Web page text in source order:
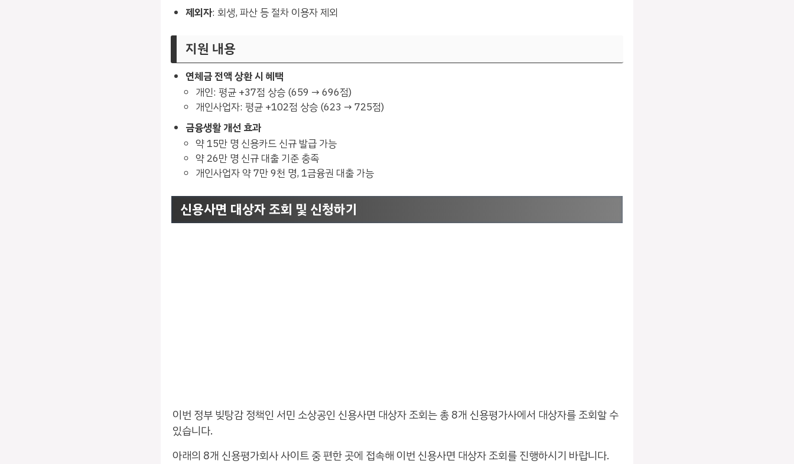
제외자: 회생, 파산 등 절차 이용자 제외
지원 내용
연체금 전액 상환 시 혜택
개인: 평균 +37점 상승 (659 → 696점)
개인사업자: 평균 +102점 상승 (623 → 725점)
금융생활 개선 효과
약 15만 명 신용카드 신규 발급 가능
약 26만 명 신규 대출 기준 충족
개인사업자 약 7만 9천 명, 1금융권 대출 가능
신용사면 대상자 조회 및 신청하기
이번 정부 빚탕감 정책인 서민 소상공인 신용사면 대상자 조회는 총 8개 신용평가사에서 대상자를 조회할 수
있습니다.
아래의 8개 신용평가회사 사이트 중 편한 곳에 접속해 이번 신용사면 대상자 조회를 진행하시기 바랍니다.